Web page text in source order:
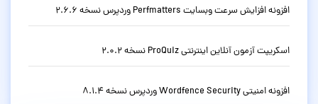
افزونه افزایش سرعت وبسایت Perfmatters وردپرس نسخه 2.6.6
اسکریپت آزمون آنلاین اینترنتی ProQuiz نسخه 2.0.2
افزونه امنیتی Wordfence Security وردپرس نسخه 8.1.4